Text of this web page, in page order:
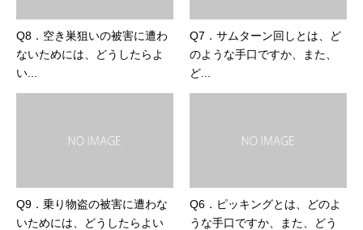
Q8．空き巣狙いの被害に遭わ
ないためには、どうしたらよ
い...
Q7．サムターン回しとは、ど
のような手口ですか、また、
ど...
Q9．乗り物盗の被害に遭わな
いためには、どうしたらよい
Q6．ピッキングとは、どのよ
うな手口ですか、また、どう